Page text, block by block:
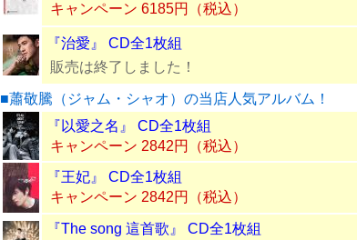
キャンペーン 6185円（税込）
『治愛』 CD全1枚組
販売は終了しました！
■蕭敬騰（ジャム・シャオ）の当店人気アルバム！
『以愛之名』 CD全1枚組
キャンペーン 2842円（税込）
『王妃』 CD全1枚組
キャンペーン 2842円（税込）
『The song 這首歌』 CD全1枚組